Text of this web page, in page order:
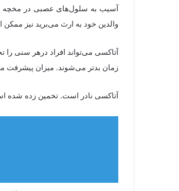
آسیب به سلول‌های عصبی در مخچه
والدین خود به ارث می‌برید نیز
آتاکسی می‌تواند افراد درهر سنی
زمان بدتر می‌شوند. میزان پیشرفت
آتاکسی نادر است. تخمین زده شده است که فقط حدود ۱۵۰.۰۰۰ نفر در